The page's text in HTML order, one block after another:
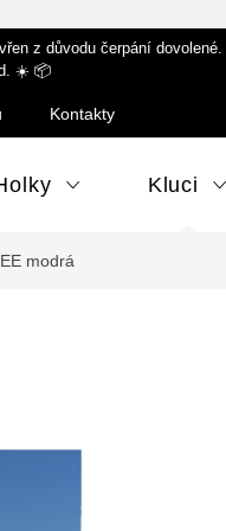
z důvodu čerpání
☀️ 📦
Kontakty
Kluci
modrá